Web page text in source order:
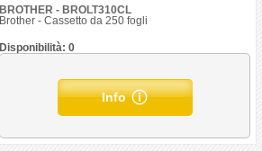
BROTHER - BROLT310CL
Brother - Cassetto da 250 fogli
Disponibilità: 0
Info